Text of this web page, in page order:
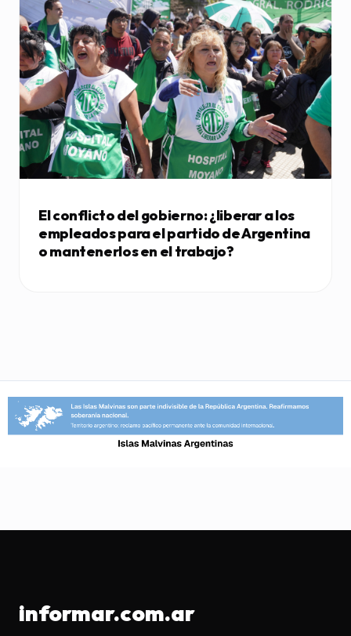
El conflicto del gobierno: ¿liberar a los
empleados para el partido de Argentina
o mantenerlos en el trabajo?
informar.com.ar